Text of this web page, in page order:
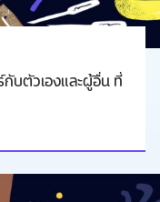
บตัวเองและผู้อื่น ที่